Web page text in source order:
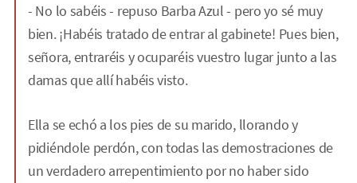
- No lo sabéis - repuso Barba Azul - pero yo sé muy
bien. ¡Habéis tratado de entrar al gabinete! Pues bien,
señora, entraréis y ocuparéis vuestro lugar junto a las
damas que allí habéis visto.
Ella se echó a los pies de su marido, llorando y
pidiéndole perdón, con todas las demostraciones de
un verdadero arrepentimiento por no haber sido